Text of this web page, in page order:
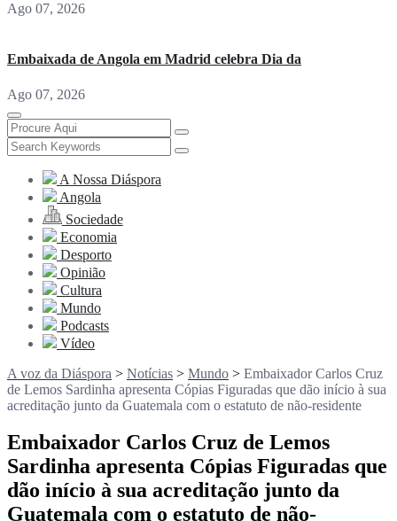
Ago 07, 2026
Embaixada de Angola em Madrid celebra Dia da
Ago 07, 2026
A Nossa Diáspora
Angola
Sociedade
Economia
Desporto
Opinião
Cultura
Mundo
Podcasts
Vídeo
A voz da Diáspora > Notícias > Mundo > Embaixador Carlos Cruz
de Lemos Sardinha apresenta Cópias Figuradas que dão início à sua
acreditação junto da Guatemala com o estatuto de não-residente
Embaixador Carlos Cruz de Lemos
Sardinha apresenta Cópias Figuradas que
dão início à sua acreditação junto da
Guatemala com o estatuto de não-